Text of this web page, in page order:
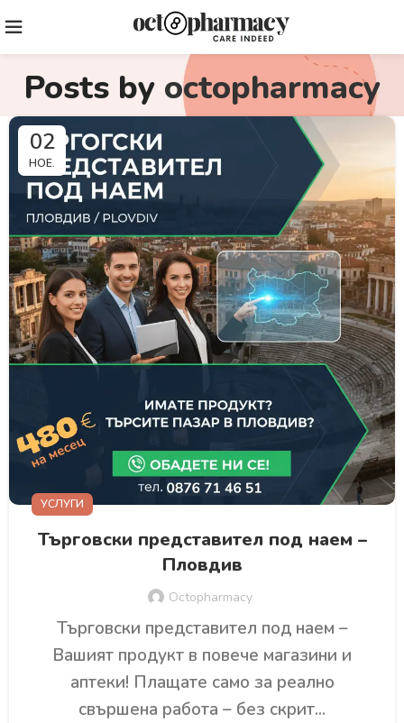
Posts by octopharmacy
02
НОЕ.
УСЛУГИ
Търговски представител под наем –
Пловдив
Octopharmacy
Търговски представител под наем –
Вашият продукт в повече магазини и
аптеки! Плащате само за реално
свършена работа – без скрит...